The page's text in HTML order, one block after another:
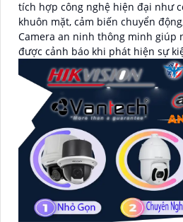
tích hợp công nghệ hiện đại như
khuôn mặt, cảm biến chuyển
Camera an ninh thông minh giúp
được cảnh báo khi phát hiện sự